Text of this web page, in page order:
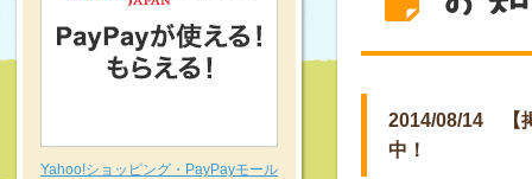
2014/08/14 【
中！
Yahoo!ショッピング・PayPayモール